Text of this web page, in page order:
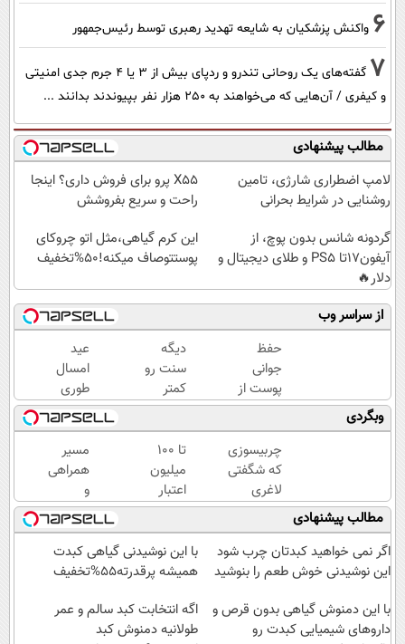
6 واکنش پزشکیان به شایعه تهدید رهبری توسط رئیس‌جمهور
7
گفته‌های یک روحانی تندرو و ردپای بیش از ۳ یا ۴ جرم جدی امنیتی
و کیفری / آن‌هایی که می‌خواهند به ۲۵۰ هزار نفر بپیوندند بدانند ...
مطالب پیشنهادی
لامپ اضطراری شارژی، تامین
روشنایی در شرایط بحرانی
X55 پرو برای فروش داری؟ اینجا
راحت و سریع بفروشش
گردونه شانس بدون پوچ، از
آیفون17تا PS5 و طلای دیجیتال و
دلار🔥
این کرم گیاهی،مثل اتو چروکای
پوستتوصاف میکنه!50%تخفیف
از سراسر وب
حفظ
جوانی
پوست از
اعماق
دریا با
جلبک
اسپیرولینا
دیگه
سنت رو
کمتر
حدس
میزنن😉
کرم
ضدچروک
گیاهی👈🏻
45%تخفیف
عید
امسال
طوری
جوون شو
که
هیچکس
نشناستت
وبگردی
چربیسوزی
که شگفتی
لاغری
آسان را
رقم زد!
تا ۱۰۰
میلیون
اعتبار
خرید
قسطی
مسیر
همراهی
و
گزارش
عملکرد
گروه
اسنپ
۱۴۰۴
مطالب پیشنهادی
اگر نمی خواهید کبدتان چرب شود
این نوشیدنی خوش طعم را بنوشید
با این نوشیدنی گیاهی کبدت
همیشه پرقدرته55%تخفیف
با این دمنوش گیاهی بدون قرص و
داروهای شیمیایی کبدت رو
اگه انتخابت کبد سالم و عمر
طولانیه دمنوش کبد